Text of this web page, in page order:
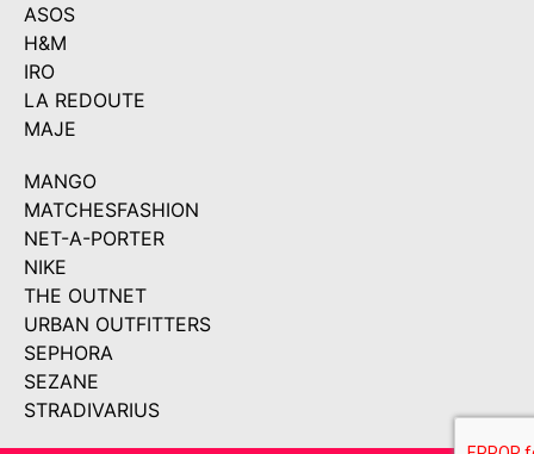
ASOS
H&M
IRO
LA REDOUTE
MAJE
MANGO
MATCHESFASHION
NET-A-PORTER
NIKE
THE OUTNET
URBAN OUTFITTERS
SEPHORA
SEZANE
STRADIVARIUS